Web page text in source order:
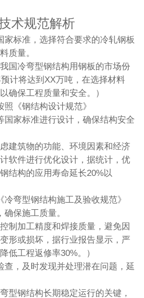
术规范解析
家标准，选择符合要求的冷轧钢板
质量。
国冷弯型钢结构用钢板的市场份
计将达到XX万吨，在选择材料
确保工程质量和安全。）
《钢结构设计规范》
国家标准进行设计，确保结构安全
建筑物的功能、环境因素和经济
软件进行优化设计，据统计，优
结构的应用寿命延长20%以
弯型钢结构施工及验收规范》
确保施工质量。
制加工精度和焊接质量，避免因
形或损坏，据行业报告显示，严
低工程返修率30%。）
查，及时发现并处理潜在问题，延
型钢结构长期稳定运行的关键，